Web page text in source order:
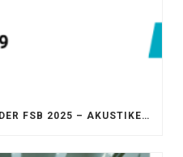
AKUSTIKKOMPETENZ AUF DER FSB 2025 – AKUSTIKELEMENTE FÜR DIE LEBENSRÄUME VON MORGEN